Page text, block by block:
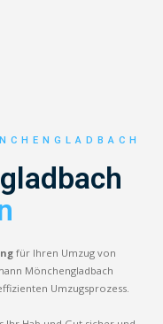
für Ihren Umzug von
Mönchengladbach
Umzugsprozess.